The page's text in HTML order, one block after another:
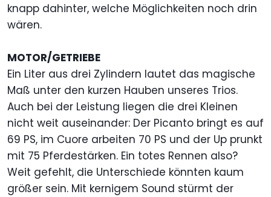
knapp dahinter, welche Möglichkeiten noch drin
wären.
MOTOR/GETRIEBE
Ein Liter aus drei Zylindern lautet das magische
Maß unter den kurzen Hauben unseres Trios.
Auch bei der Leistung liegen die drei Kleinen
nicht weit auseinander: Der Picanto bringt es auf
69 PS, im Cuore arbeiten 70 PS und der Up prunkt
mit 75 Pferdestärken. Ein totes Rennen also?
Weit gefehlt, die Unterschiede könnten kaum
größer sein. Mit kernigem Sound stürmt der